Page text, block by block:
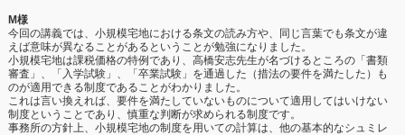
M様
今回の講義では、小規模宅地における条文の読み方や、同じ言葉でも条文が違
えば意味が異なることがあるということが勉強になりました。
小規模宅地は課税価格の特例であり、高橋安志先生が名づけるところの「書類
審査」、「入学試験」、「卒業試験」を通過した（措法の要件を満たした）も
のが適用できる制度であることがわかりました。
これは言い換えれば、要件を満たしていないものについて適用してはいけない
制度ということであり、慎重な判断が求められる制度です。
事務所の方針上、小規模宅地の制度を用いての計算は、他の基本的なシュミレ